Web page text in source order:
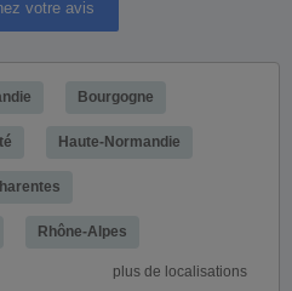
votre avis
Bourgogne
Haute-Normandie
Rhône-Alpes
plus de localisations